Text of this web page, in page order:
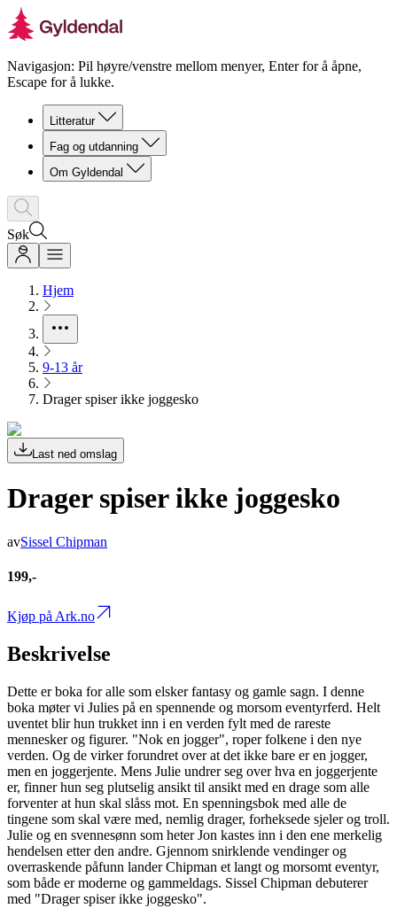
Navigasjon: Pil høyre/venstre mellom menyer, Enter for å åpne,
Escape for å lukke.
Litteratur
Fag og utdanning
Om Gyldendal
Søk
Hjem
9-13 år
Drager spiser ikke joggesko
Last ned omslag
Drager spiser ikke joggesko
avSissel Chipman
199,-
Kjøp på Ark.no
Beskrivelse
Dette er boka for alle som elsker fantasy og gamle sagn. I denne
boka møter vi Julies på en spennende og morsom eventyrferd. Helt
uventet blir hun trukket inn i en verden fylt med de rareste
mennesker og figurer. "Nok en jogger", roper folkene i den nye
verden. Og de virker forundret over at det ikke bare er en jogger,
men en joggerjente. Mens Julie undrer seg over hva en joggerjente
er, finner hun seg plutselig ansikt til ansikt med en drage som alle
forventer at hun skal slåss mot. En spenningsbok med alle de
tingene som skal være med, nemlig drager, forheksede sjeler og troll.
Julie og en svennesønn som heter Jon kastes inn i den ene merkelig
hendelsen etter den andre. Gjennom snirklende vendinger og
overraskende påfunn lander Chipman et langt og morsomt eventyr,
som både er moderne og gammeldags. Sissel Chipman debuterer
med "Drager spiser ikke joggesko".